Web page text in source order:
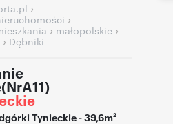
›
›
› małopolskie ›
› Dębniki
Tynieckie- 39,6m2